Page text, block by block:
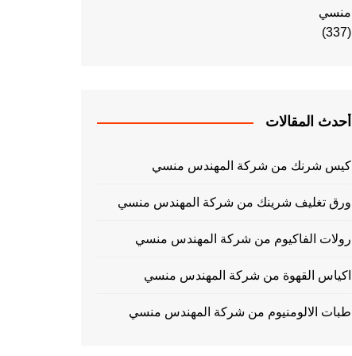
منسي
(337)
أحدث المقالات
كيس شرنك من شركة المهندس منسي
ورق تغليف شرينك من شركة المهندس منسي
رولات الفاكيوم من شركة المهندس منسي
اكياس القهوة من شركة المهندس منسي
طبات الالومنيوم من شركة المهندس منسي